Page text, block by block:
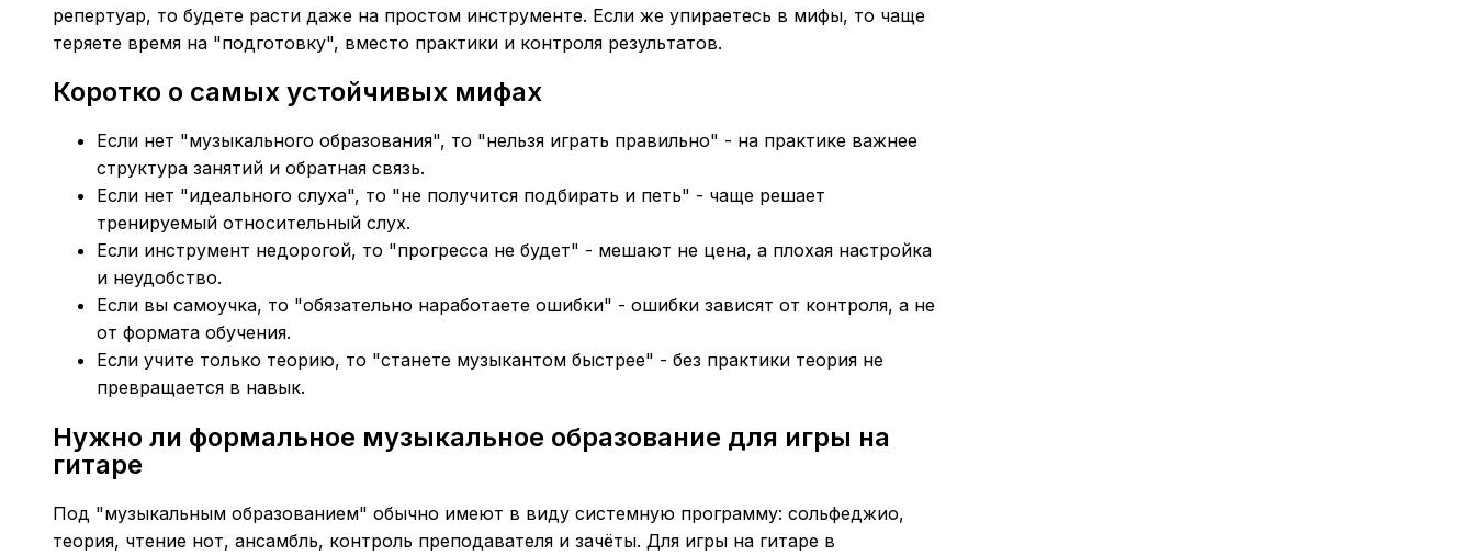
репертуар, то будете расти даже на простом инструменте. Если же упираетесь в мифы, то чаще
теряете время на "подготовку", вместо практики и контроля результатов.
Коротко о самых устойчивых мифах
Если нет "музыкального образования", то "нельзя играть правильно" - на практике важнее
структура занятий и обратная связь.
Если нет "идеального слуха", то "не получится подбирать и петь" - чаще решает
тренируемый относительный слух.
Если инструмент недорогой, то "прогресса не будет" - мешают не цена, а плохая настройка
и неудобство.
Если вы самоучка, то "обязательно наработаете ошибки" - ошибки зависят от контроля, а не
от формата обучения.
Если учите только теорию, то "станете музыкантом быстрее" - без практики теория не
превращается в навык.
Нужно ли формальное музыкальное образование для игры на
гитаре
Под "музыкальным образованием" обычно имеют в виду системную программу: сольфеджио,
теория, чтение нот, ансамбль, контроль преподавателя и зачёты. Для игры на гитаре в